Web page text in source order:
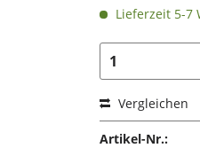
Lieferzeit 5-7
Vergleichen
Artikel-Nr.: